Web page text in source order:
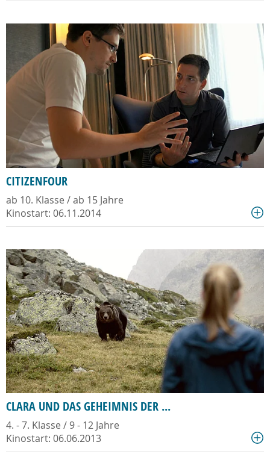
CITIZENFOUR
ab 10. Klasse / ab 15 Jahre
Kinostart: 06.11.2014
CLARA UND DAS GEHEIMNIS DER ...
4. - 7. Klasse / 9 - 12 Jahre
Kinostart: 06.06.2013